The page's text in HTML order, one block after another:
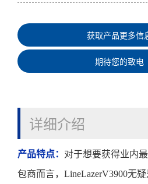
获取产品更多信
期待您的致电
详细介绍
产品特点： 对于想要获得业内
包商而言， LineLazerV3900无